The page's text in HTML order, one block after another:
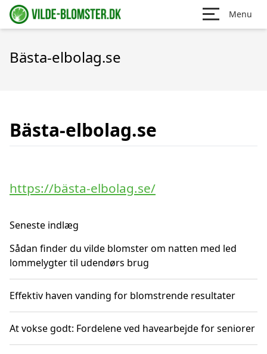
Menu
Bästa-elbolag.se
Bästa-elbolag.se
https://bästa-elbolag.se/
Seneste indlæg
Sådan finder du vilde blomster om natten med led
lommelygter til udendørs brug
Effektiv haven vanding for blomstrende resultater
At vokse godt: Fordelene ved havearbejde for seniorer